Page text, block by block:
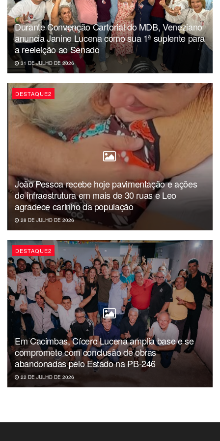
Dércio Alcântara
#politicaparaibana #aguinaldoribeiro #anarachel
#margaridamariaalves
#grupodavarzea
#loãopedrotexeira
#negofuba
#ligascamponesas
#lucasribeiro
Durante Convenção Cartorial do MDB, Veneziano
anuncia Janine Lucena como sua 1ª suplente para
a reeleição ao Senado
31 DE JULHO DE 2026
DESTAQUE2
João Pessoa recebe hoje pavimentação e ações
de infraestrutura em mais de 30 ruas e Leo
agradece carinho da população
28 DE JULHO DE 2026
DESTAQUE2
Em Cacimbas, Cícero Lucena amplia base e se
compromete com conclusão de obras
abandonadas pelo Estado na PB-246
22 DE JULHO DE 2026